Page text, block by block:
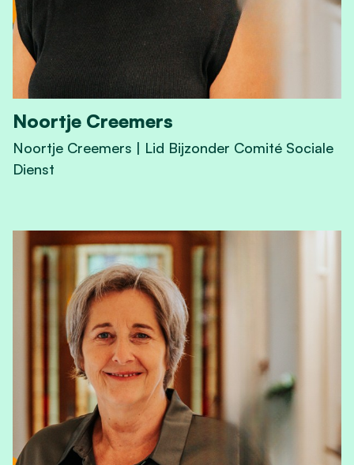
Noortje Creemers
Noortje Creemers | Lid Bijzonder Comité Sociale
Dienst